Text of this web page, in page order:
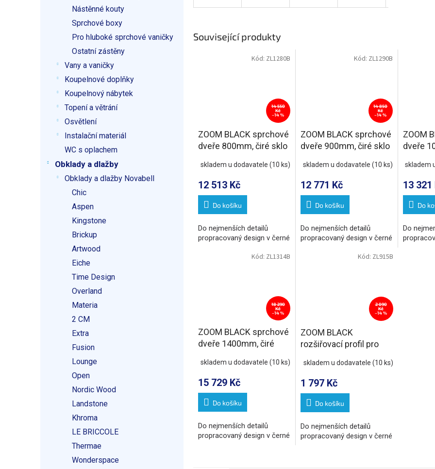
Nástěnné kouty
Sprchové boxy
Pro hluboké sprchové vaničky
Ostatní zástěny
Vany a vaničky
Koupelnové doplňky
Koupelnový nábytek
Topení a větrání
Osvětlení
Instalační materiál
WC s oplachem
Obklady a dlažby
Obklady a dlažby Novabell
Chic
Aspen
Kingstone
Brickup
Artwood
Eiche
Time Design
Overland
Materia
2 CM
Extra
Fusion
Lounge
Open
Nordic Wood
Landstone
Khroma
LE BRICCOLE
Thermae
Wonderspace
Související produkty
14 550
Kč
–14 %
ZOOM BLACK sprchové
dveře 800mm, čiré sklo
skladem u dodavatele (10 ks)
12 513 Kč
Do košíku
Do nejmenších detailů
propracovaný design v černé
Kód: ZL1280B
14 850
Kč
–14 %
ZOOM BLACK sprchové
dveře 900mm, čiré sklo
skladem u dodavatele (10 ks)
12 771 Kč
Do košíku
Do nejmenších detailů
propracovaný design v černé
Kód: ZL1290B
ZOOM
dveře
skladem
13 321
Do
Do
18 290
Kč
–14 %
ZOOM BLACK sprchové
dveře 1400mm, čiré
skladem u dodavatele (10 ks)
15 729 Kč
Do košíku
Do nejmenších detailů
propracovaný design v černé
Kód: ZL1314B
2 090
Kč
–14 %
ZOOM BLACK
rozšiřovací profil pro
15mm
skladem u dodavatele (10 ks)
1 797 Kč
Do košíku
Do nejmenších detailů
propracovaný design v černé
Kód: ZL915B